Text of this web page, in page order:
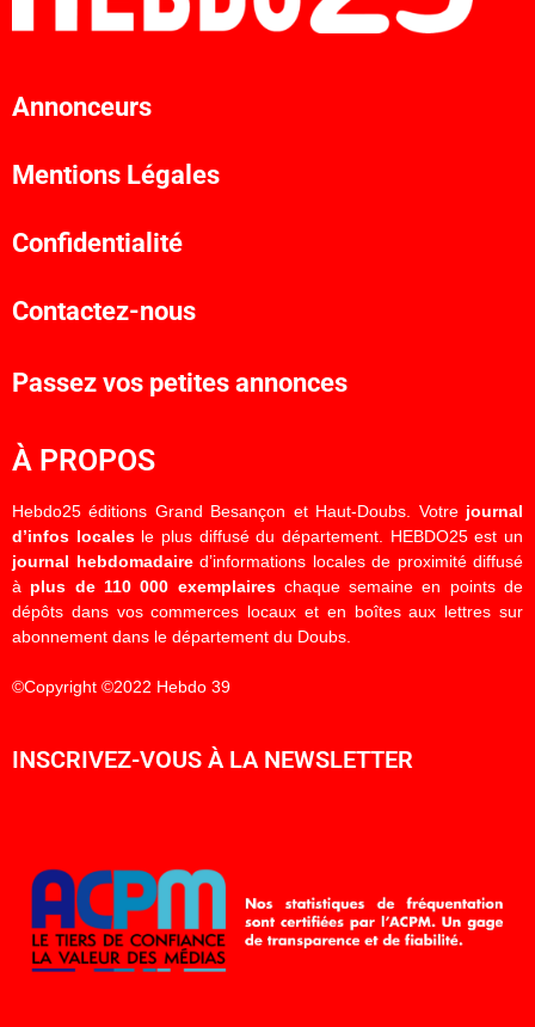
Annonceurs
Mentions Légales
Confidentialité
Contactez-nous
Passez vos petites annonces
À PROPOS
Hebdo25 éditions Grand Besançon et Haut-Doubs. Votre journal
d’infos localesle plus diffusé du département. HEBDO25 est un
journal hebdomadaired’informations locales de proximité diffusé
à plus de 110 000 exemplaireschaque semaine en points de
dépôts dans vos commerces locaux et en boîtes aux lettres sur
abonnement dans le département du Doubs.
©Copyright ©2022 Hebdo 39
INSCRIVEZ-VOUS À LA NEWSLETTER